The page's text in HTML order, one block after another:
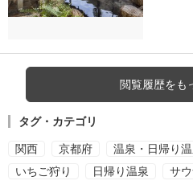
閲覧履歴をも
タグ・カテゴリ
関西 京都府 温泉・日帰り温
いちご狩り
日帰り温泉 サ